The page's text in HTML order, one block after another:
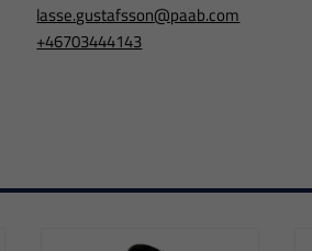
lasse.gustafsson@paab.com
+46703444143